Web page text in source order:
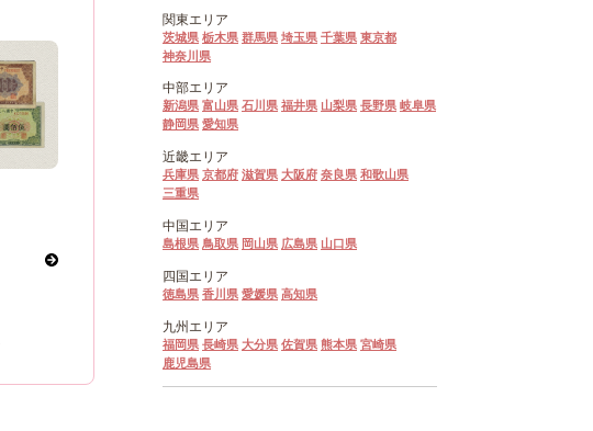
関東エリア
茨城県 栃木県 群馬県 埼玉県 千葉県 東京都
神奈川県
中部エリア
新潟県 富山県 石川県 福井県 山梨県 長野県 岐阜県
静岡県 愛知県
近畿エリア
兵庫県 京都府 滋賀県 大阪府 奈良県 和歌山県
三重県
中国エリア
島根県 鳥取県 岡山県 広島県 山口県
四国エリア
徳島県 香川県 愛媛県 高知県
九州エリア
福岡県 長崎県 大分県 佐賀県 熊本県 宮崎県
鹿児島県